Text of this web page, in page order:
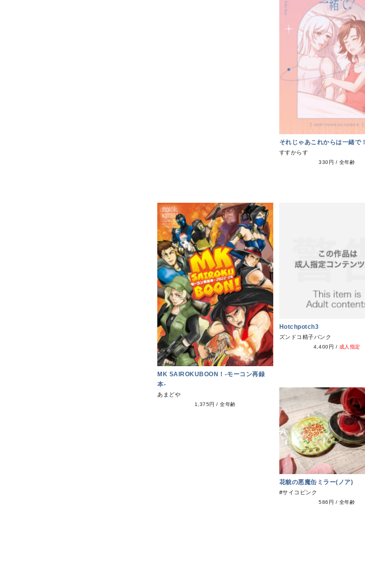
それじゃあこれからは一緒で！
すすからす
330円 / 全年齢
MK SAIROKUBOON！-モーコン再録
本-
あまどや
1,375円 /全年齢
Hotchpotch3
ズンドコ精子バンク
4,400円 / 成人指定
花貌の悪魔缶ミラー(ノア)
#サイコピンク
586円 / 全年齢